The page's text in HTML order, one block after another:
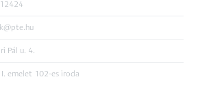
Pál u. 4.
emelet 102-es iroda